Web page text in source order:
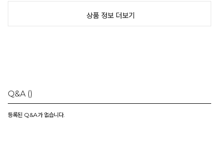
상품 정보 더보기
Q&A ()
등록된 Q&A가 없습니다.